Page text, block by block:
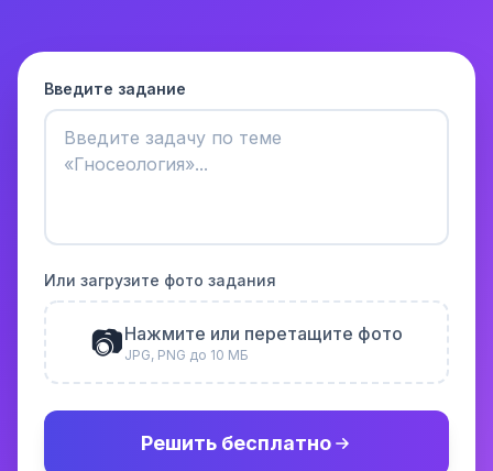
Введите задание
Или загрузите фото задания
📷Нажмите или перетащите фото
JPG, PNG до 10 МБ
Решить бесплатно